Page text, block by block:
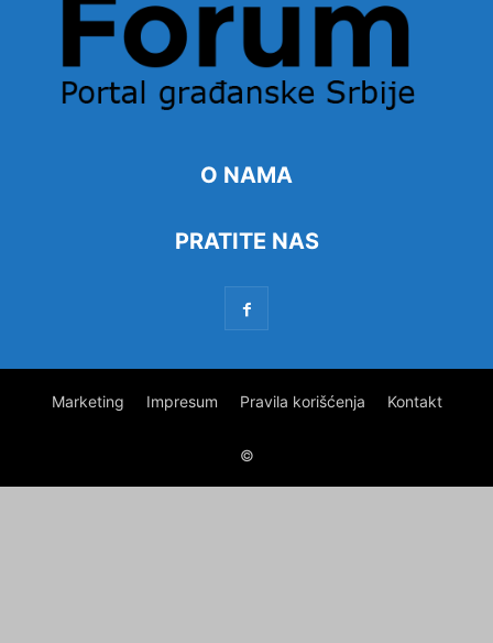
O NAMA
PRATITE NAS
Marketing Impresum Pravila korišćenja Kontakt
©